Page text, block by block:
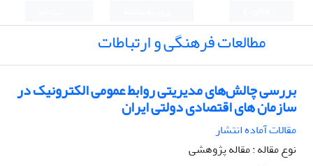
مطالعات فرهنگی و ارتباطات
بررسی چالش‌های مدیریتی روابط عمومی الکترونیک در
سازمان های اقتصادی دولتی ایران
مقالات آماده انتشار
نوع مقاله : مقاله پژوهشی